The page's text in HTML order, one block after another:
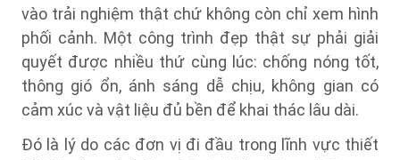
vào trải nghiệm thật chứ không còn chỉ xem hình
phối cảnh. Một công trình đẹp thật sự phải giải
quyết được nhiều thứ cùng lúc: chống nóng tốt,
thông gió ổn, ánh sáng dễ chịu, không gian có
cảm xúc và vật liệu đủ bền để khai thác lâu dài.
Đó là lý do các đơn vị đi đầu trong lĩnh vực thiết